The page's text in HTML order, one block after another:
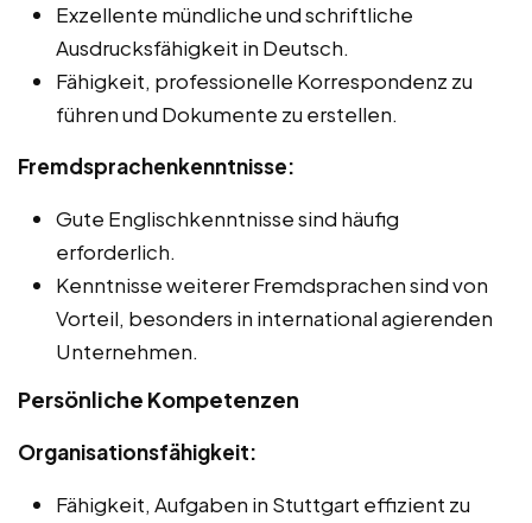
Exzellente mündliche und schriftliche
Ausdrucksfähigkeit in Deutsch.
Fähigkeit, professionelle Korrespondenz zu
führen und Dokumente zu erstellen.
Fremdsprachenkenntnisse:
Gute Englischkenntnisse sind häufig
erforderlich.
Kenntnisse weiterer Fremdsprachen sind von
Vorteil, besonders in international agierenden
Unternehmen.
Persönliche Kompetenzen
Organisationsfähigkeit:
Fähigkeit, Aufgaben in Stuttgart effizient zu